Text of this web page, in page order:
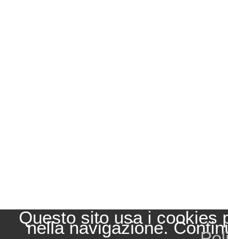
Questo sito usa i cookies
nella navigazione.